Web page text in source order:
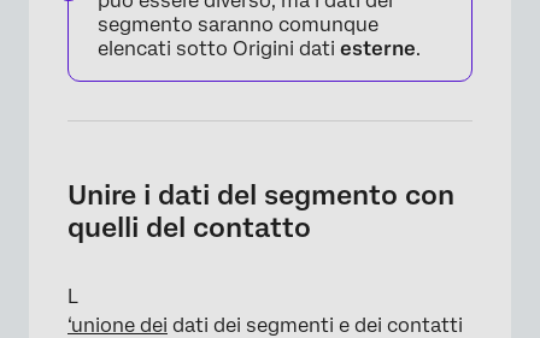
×
segmento saranno comunque
elencati sotto Origini dati esterne.
Unire i dati del segmento con
quelli del contatto
L
‘unione dei dati dei segmenti e dei contatti